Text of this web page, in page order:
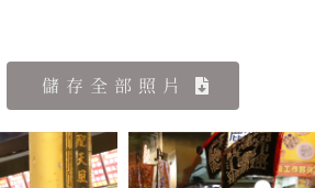
儲存全部照片